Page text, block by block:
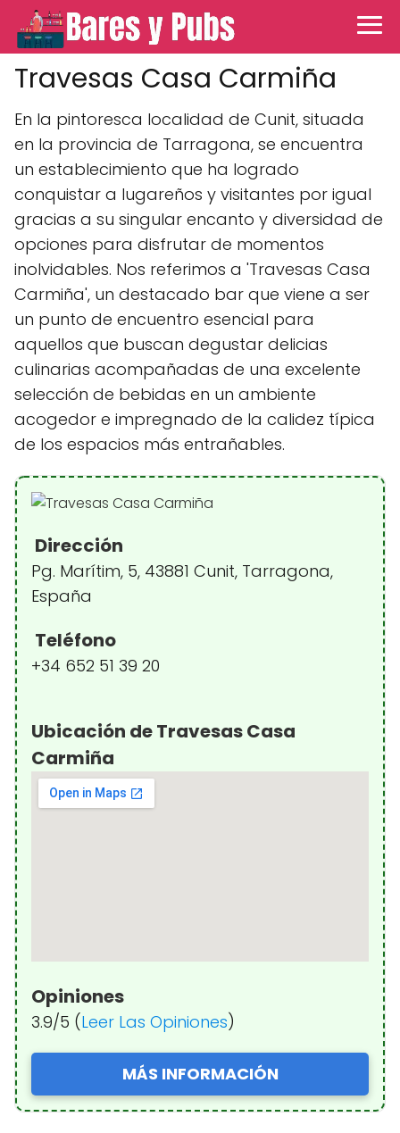
Travesas Casa Carmiña
En la pintoresca localidad de Cunit, situada
en la provincia de Tarragona, se encuentra
un establecimiento que ha logrado
conquistar a lugareños y visitantes por igual
gracias a su singular encanto y diversidad de
opciones para disfrutar de momentos
inolvidables. Nos referimos a 'Travesas Casa
Carmiña', un destacado bar que viene a ser
un punto de encuentro esencial para
aquellos que buscan degustar delicias
culinarias acompañadas de una excelente
selección de bebidas en un ambiente
acogedor e impregnado de la calidez típica
de los espacios más entrañables.
Dirección
Pg. Marítim, 5, 43881 Cunit, Tarragona,
España
Teléfono
+34 652 51 39 20
Ubicación de Travesas Casa
Carmiña
Opiniones
3.9/5 (Leer Las Opiniones)
MÁS INFORMACIÓN